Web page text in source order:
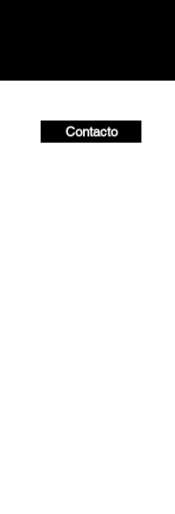
Contacto